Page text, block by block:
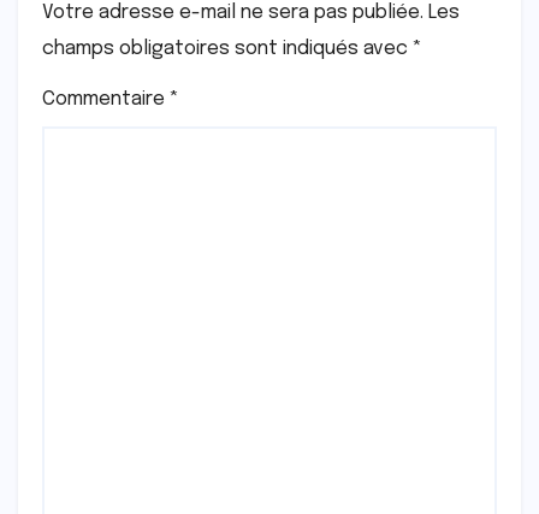
Votre adresse e-mail ne sera pas publiée. Les
champs obligatoires sont indiqués avec *
Commentaire *